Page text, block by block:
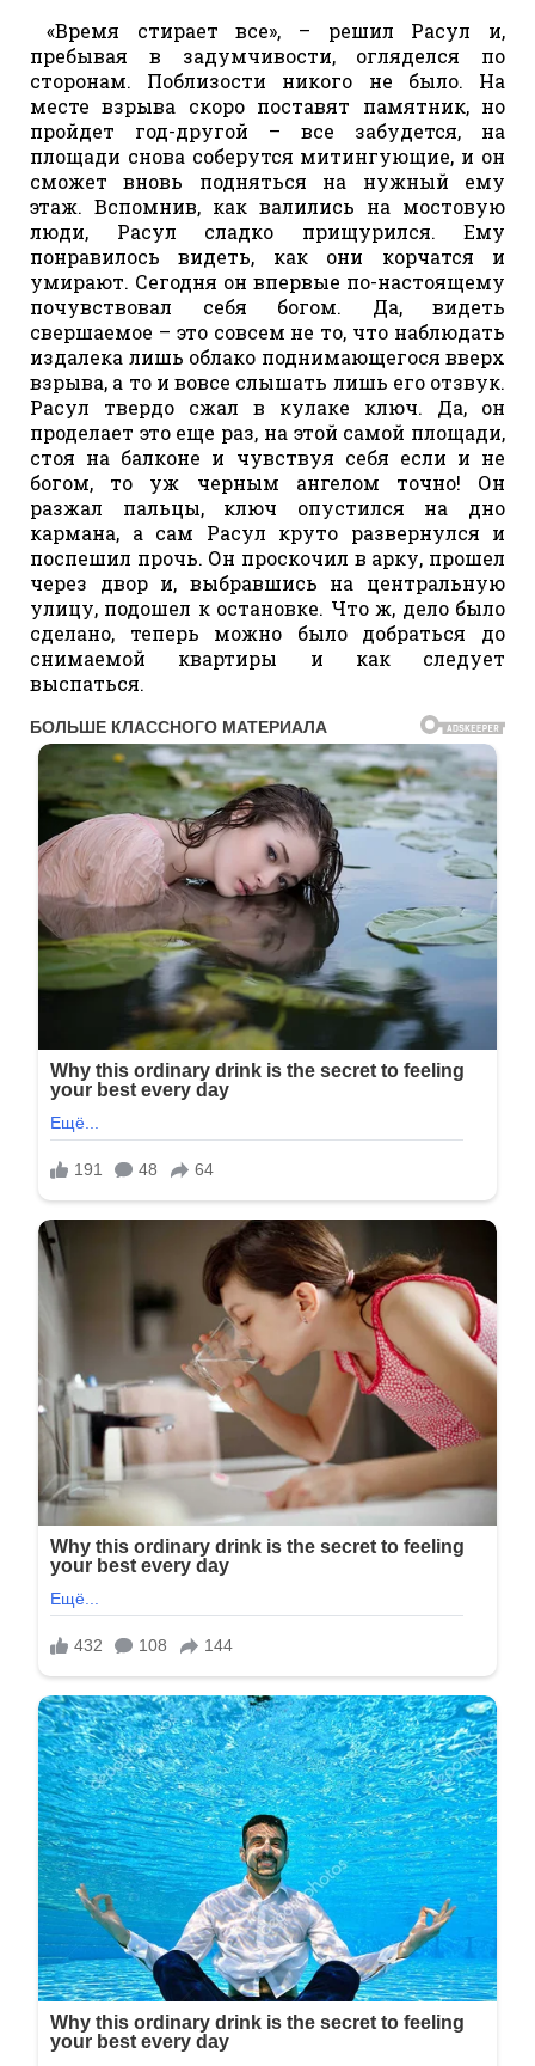
«Время стирает все», – решил Расул и,
пребывая в задумчивости, огляделся по
сторонам. Поблизости никого не было. На
месте взрыва скоро поставят памятник, но
пройдет год-другой – все забудется, на
площади снова соберутся митингующие, и он
сможет вновь подняться на нужный ему
этаж. Вспомнив, как валились на мостовую
люди, Расул сладко прищурился. Ему
понравилось видеть, как они корчатся и
умирают. Сегодня он впервые по-настоящему
почувствовал себя богом. Да, видеть
свершаемое – это совсем не то, что наблюдать
издалека лишь облако поднимающегося вверх
взрыва, а то и вовсе слышать лишь его отзвук.
Расул твердо сжал в кулаке ключ. Да, он
проделает это еще раз, на этой самой площади,
стоя на балконе и чувствуя себя если и не
богом, то уж черным ангелом точно! Он
разжал пальцы, ключ опустился на дно
кармана, а сам Расул круто развернулся и
поспешил прочь. Он проскочил в арку, прошел
через двор и, выбравшись на центральную
улицу, подошел к остановке. Что ж, дело было
сделано, теперь можно было добраться до
снимаемой квартиры и как следует
выспаться.